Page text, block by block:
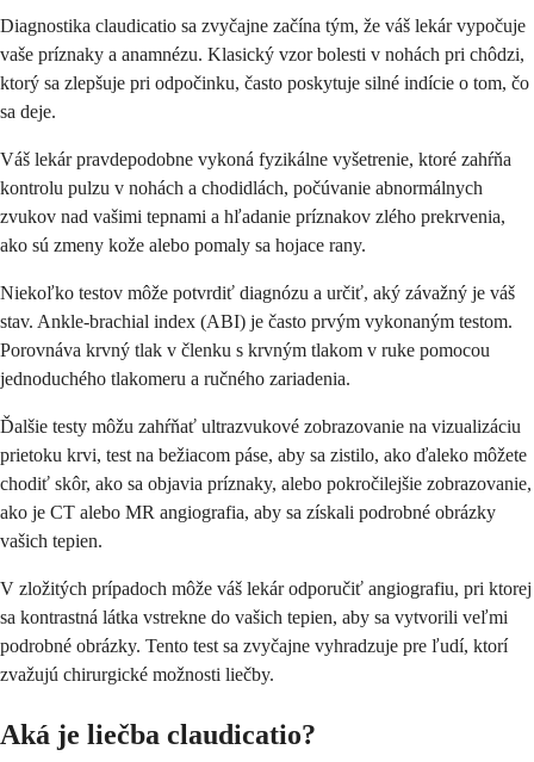
Diagnostika claudicatio sa zvyčajne začína tým, že váš lekár vypočuje
vaše príznaky a anamnézu. Klasický vzor bolesti v nohách pri chôdzi,
ktorý sa zlepšuje pri odpočinku, často poskytuje silné indície o tom, čo
sa deje.
Váš lekár pravdepodobne vykoná fyzikálne vyšetrenie, ktoré zahŕňa
kontrolu pulzu v nohách a chodidlách, počúvanie abnormálnych
zvukov nad vašimi tepnami a hľadanie príznakov zlého prekrvenia,
ako sú zmeny kože alebo pomaly sa hojace rany.
Niekoľko testov môže potvrdiť diagnózu a určiť, aký závažný je váš
stav. Ankle-brachial index (ABI) je často prvým vykonaným testom.
Porovnáva krvný tlak v členku s krvným tlakom v ruke pomocou
jednoduchého tlakomeru a ručného zariadenia.
Ďalšie testy môžu zahŕňať ultrazvukové zobrazovanie na vizualizáciu
prietoku krvi, test na bežiacom páse, aby sa zistilo, ako ďaleko môžete
chodiť skôr, ako sa objavia príznaky, alebo pokročilejšie zobrazovanie,
ako je CT alebo MR angiografia, aby sa získali podrobné obrázky
vašich tepien.
V zložitých prípadoch môže váš lekár odporučiť angiografiu, pri ktorej
sa kontrastná látka vstrekne do vašich tepien, aby sa vytvorili veľmi
podrobné obrázky. Tento test sa zvyčajne vyhradzuje pre ľudí, ktorí
zvažujú chirurgické možnosti liečby.
Aká je liečba claudicatio?